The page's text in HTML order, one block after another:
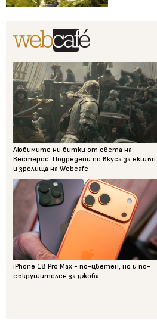
Любимите ни битки от света на
Вестерос: Подредени по вкуса за екшън
и зрелища на Webcafe
iPhone 18 Pro Max - по-цветен, но и по-
съкрушителен за джоба